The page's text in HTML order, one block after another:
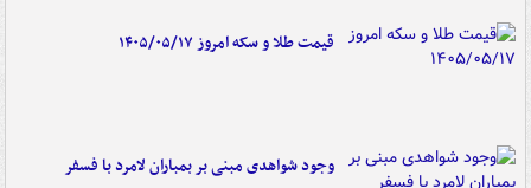
قیمت طلا و سکه امروز ۱۴۰۵/۰۵/۱۷
وجود شواهدی مبنی بر بمباران لامرد با فسفر